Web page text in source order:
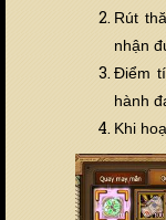
Rút
nhận
Điểm
hành
Khi